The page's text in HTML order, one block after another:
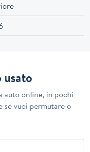
usato
auto online, in pochi
se vuoi permutare o